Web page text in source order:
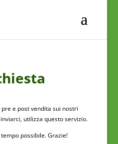
e post vendita sui nostri
utilizza questo servizio.
possibile. Grazie!